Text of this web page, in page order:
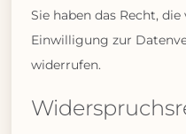
Sie haben das Recht,
Einwilligung zur
widerrufen.